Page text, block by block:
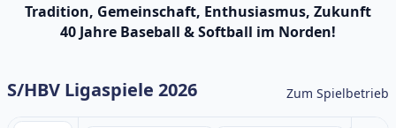
Tradition, Gemeinschaft, Enthusiasmus, Zukunft
40 Jahre Baseball & Softball im Norden!
S/HBV Ligaspiele 2026 Zum Spielbetrieb